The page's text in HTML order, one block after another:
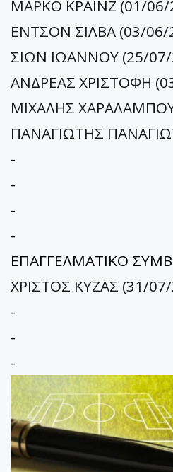
ΜΑΡΚΟ ΚΡΑΙΝΖ (01/06/
ΕΝΤΣΟΝ ΣΙΛΒΑ (03/06/
ΣΙΩΝ ΙΩΑΝΝΟΥ (25/07/
ΑΝΔΡΕΑΣ ΧΡΙΣΤΟΦΗ
ΜΙΧΑΛΗΣ
ΠΑΝΑΓΙΩΤΗΣ
-
-
-
-
ΕΠΑΓΓΕΛΜΑΤΙΚΟ
ΧΡΙΣΤΟΣ ΚΥΖΑΣ (31/
-
-
-